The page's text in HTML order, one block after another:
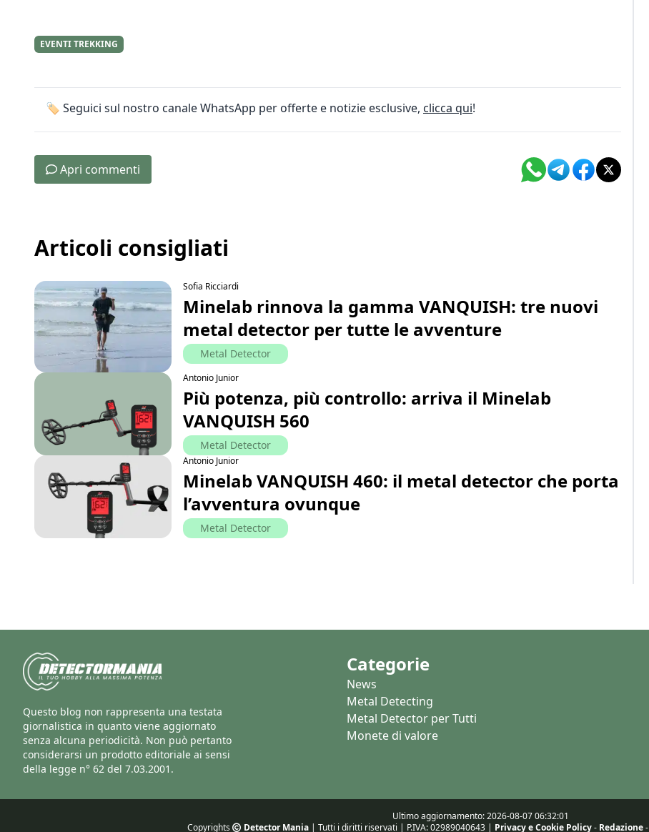
EVENTI TREKKING
🏷️ Seguici sul nostro canale WhatsApp per offerte e notizie esclusive, clicca qui!
Apri commenti
Articoli consigliati
Sofia Ricciardi
Minelab rinnova la gamma VANQUISH: tre nuovi
metal detector per tutte le avventure
Metal Detector
Antonio Junior
Più potenza, più controllo: arriva il Minelab
VANQUISH 560
Metal Detector
Antonio Junior
Minelab VANQUISH 460: il metal detector che porta
l’avventura ovunque
Metal Detector
Questo blog non rappresenta una testata
giornalistica in quanto viene aggiornato
senza alcuna periodicità. Non può pertanto
considerarsi un prodotto editoriale ai sensi
della legge n° 62 del 7.03.2001.
Categorie
News
Metal Detecting
Metal Detector per Tutti
Monete di valore
Ultimo aggiornamento: 2026-08-07 06:32:01
Copyrights
Detector Mania| Tutti i diritti riservati | P.IVA: 02989040643 | Privacy e Cookie Policy- Redazione-